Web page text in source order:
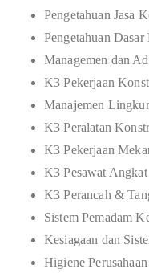
Pengetahuan Jasa
Pengetahuan Dasar
Managemen dan
K3 Pekerjaan
Manajemen
K3 Peralatan
K3 Pekerjaan
K3 Pesawat Angkat
K3 Perancah &
Sistem Pemadam
Kesiagaan dan
Higiene